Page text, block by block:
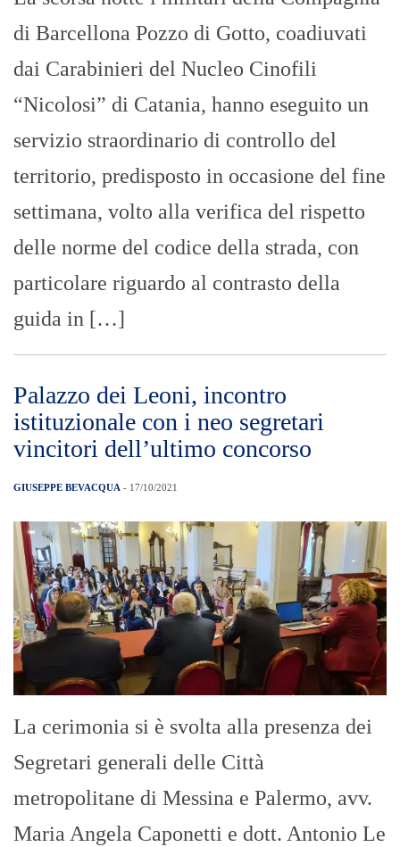
di Barcellona Pozzo di Gotto, coadiuvati
dai Carabinieri del Nucleo Cinofili
“Nicolosi” di Catania, hanno eseguito un
servizio straordinario di controllo del
territorio, predisposto in occasione del fine
settimana, volto alla verifica del rispetto
delle norme del codice della strada, con
particolare riguardo al contrasto della
guida in […]
Palazzo dei Leoni, incontro
istituzionale con i neo segretari
vincitori dell’ultimo concorso
GIUSEPPE BEVACQUA - 17/10/2021
La cerimonia si è svolta alla presenza dei
Segretari generali delle Città
metropolitane di Messina e Palermo, avv.
Maria Angela Caponetti e dott. Antonio Le